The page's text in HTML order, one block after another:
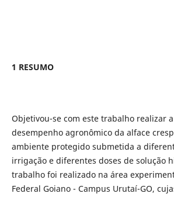
1 RESUMO
Objetivou-se com este trabalho realizar
desempenho agronômico da alface
ambiente protegido submetida a
irrigação e diferentes doses de solução
trabalho foi realizado na área
Federal Goiano - Campus Urutaí-GO,